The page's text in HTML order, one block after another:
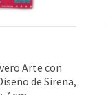
Arte con
de Sirena,